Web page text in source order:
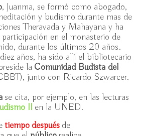
, Juanma, se formó como abogado,
y budismo durante mas de
Theravada y Mahayana y ha
en el monasterio de
durante los últimos 20 años.
años, ha sido allí el bibliotecario
la Comunidad Budista del
junto con Ricardo Szwarcer.
se cita, por ejemplo, en las lecturas
II en la UNED.
tiempo después de